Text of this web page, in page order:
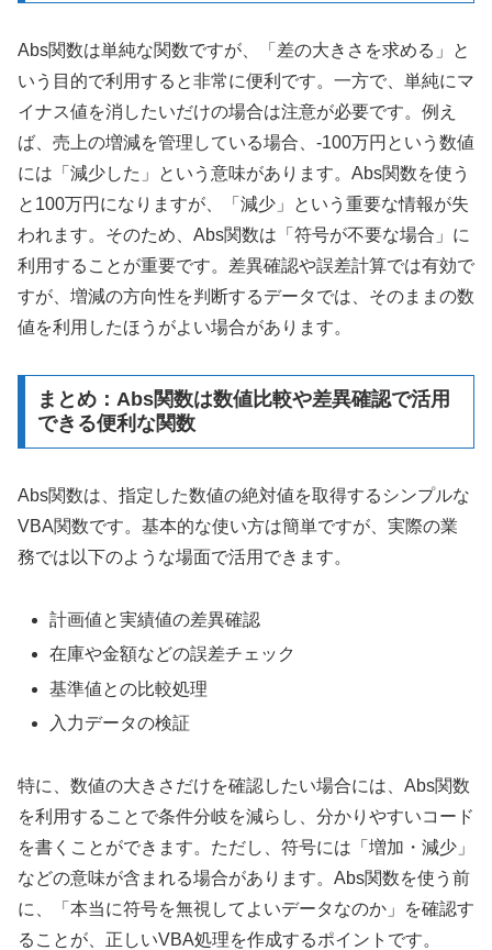
Abs関数は単純な関数ですが、「差の大きさを求める」と
いう目的で利用すると非常に便利です。一方で、単純にマ
イナス値を消したいだけの場合は注意が必要です。例え
ば、売上の増減を管理している場合、-100万円という数値
には「減少した」という意味があります。Abs関数を使う
と100万円になりますが、「減少」という重要な情報が失
われます。そのため、Abs関数は「符号が不要な場合」に
利用することが重要です。差異確認や誤差計算では有効で
すが、増減の方向性を判断するデータでは、そのままの数
値を利用したほうがよい場合があります。
まとめ：Abs関数は数値比較や差異確認で活用
できる便利な関数
Abs関数は、指定した数値の絶対値を取得するシンプルな
VBA関数です。基本的な使い方は簡単ですが、実際の業
務では以下のような場面で活用できます。
計画値と実績値の差異確認
在庫や金額などの誤差チェック
基準値との比較処理
入力データの検証
特に、数値の大きさだけを確認したい場合には、Abs関数
を利用することで条件分岐を減らし、分かりやすいコード
を書くことができます。ただし、符号には「増加・減少」
などの意味が含まれる場合があります。Abs関数を使う前
に、「本当に符号を無視してよいデータなのか」を確認す
ることが、正しいVBA処理を作成するポイントです。